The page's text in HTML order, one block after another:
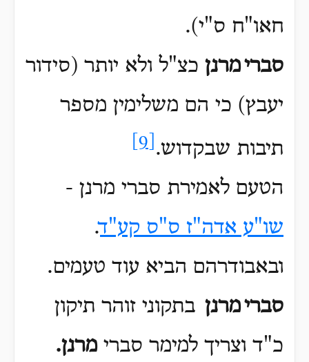
חאו"ח ס"י).
סברימרנן כצ"ל ולא יותר (סידור
יעבץ) כי הם משלימין מספר
תיבות שבקדוש.
הטעם לאמירת סברי מרנן -
שו"ע אדה"ז ס"ס קע"ד.
ובאבודרהם הביא עוד טעמים.
סברימרנן בתקוני זוהר תיקון
כ"ד וצריך למימר סברימרנן.